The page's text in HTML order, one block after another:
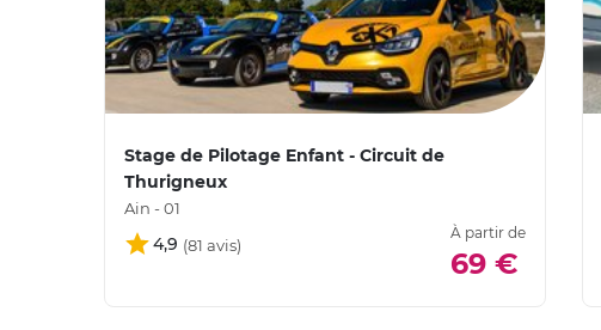
Stage de Pilotage Enfant - Circuit de
Thurigneux
Ain - 01
4,9
À partir de
69 €